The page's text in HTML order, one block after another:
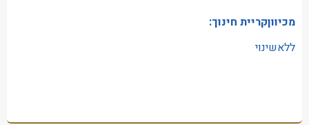
מכיווןקריית חינוך:
ללאשינוי